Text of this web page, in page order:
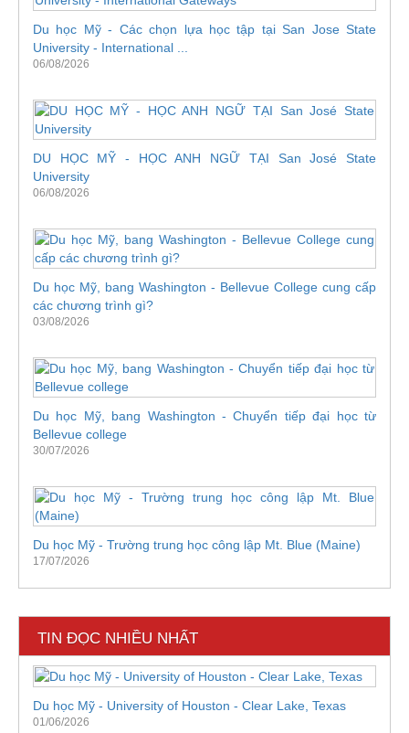
Du học Mỹ - Các chọn lựa học tập tại San Jose State
University - International ...
06/08/2026
DU HỌC MỸ - HỌC ANH NGỮ TẠI San José State
University
06/08/2026
Du học Mỹ, bang Washington - Bellevue College cung cấp
các chương trình gì?
03/08/2026
Du học Mỹ, bang Washington - Chuyển tiếp đại học từ
Bellevue college
30/07/2026
Du học Mỹ - Trường trung học công lập Mt. Blue (Maine)
17/07/2026
TIN ĐỌC NHIỀU NHẤT
Du học Mỹ - University of Houston - Clear Lake, Texas
01/06/2026